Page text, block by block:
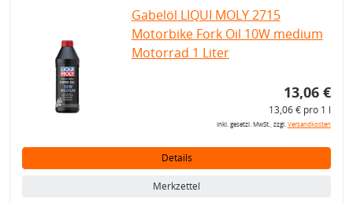
Gabelöl LIQUI MOLY 2715
Motorbike Fork Oil 10W medium
Motorrad 1 Liter
13,06 €
13,06 € pro 1 l
inkl. gesetzl. MwSt., zzgl.Versandkosten
Details
Merkzettel